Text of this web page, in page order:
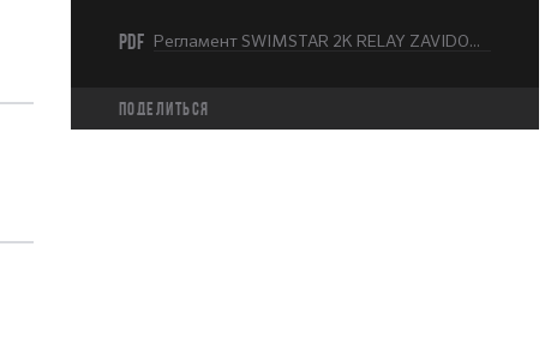
PDF Регламент SWIMSTAR 2K RELAY ZAVIDOVO 2026.pdf
Поделиться